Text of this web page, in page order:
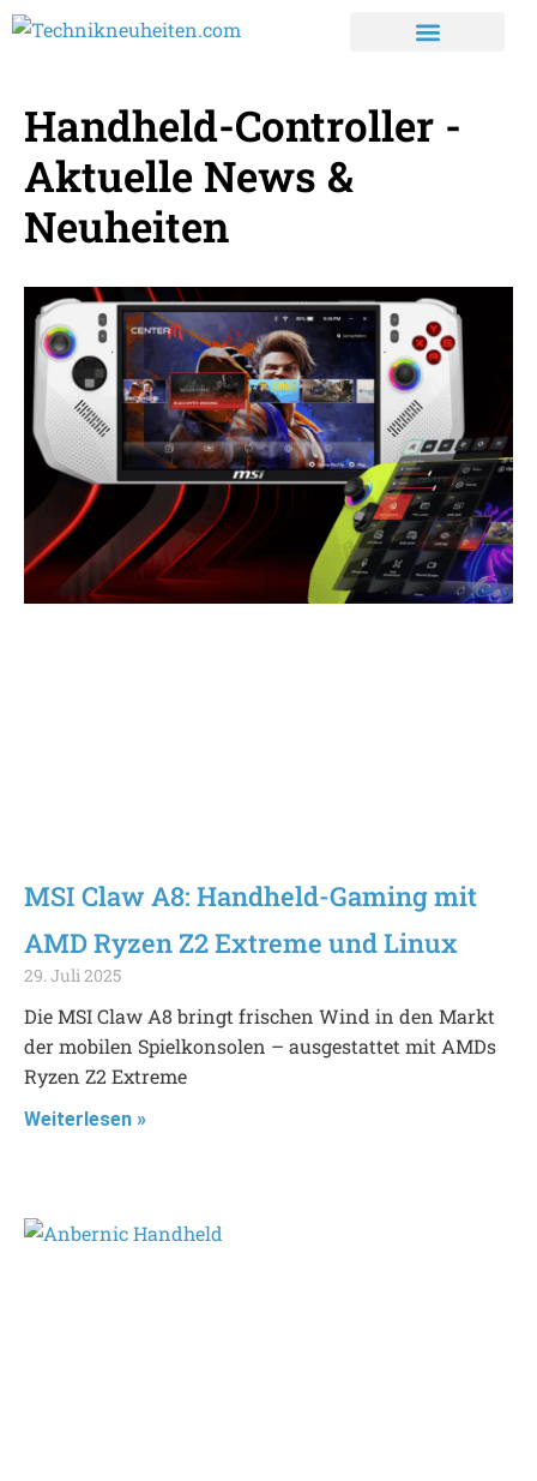
Handheld-Controller -
Aktuelle News &
Neuheiten
MSI Claw A8: Handheld-Gaming mit
AMD Ryzen Z2 Extreme und Linux
29. Juli 2025
Die MSI Claw A8 bringt frischen Wind in den Markt
der mobilen Spielkonsolen – ausgestattet mit AMDs
Ryzen Z2 Extreme
Weiterlesen »